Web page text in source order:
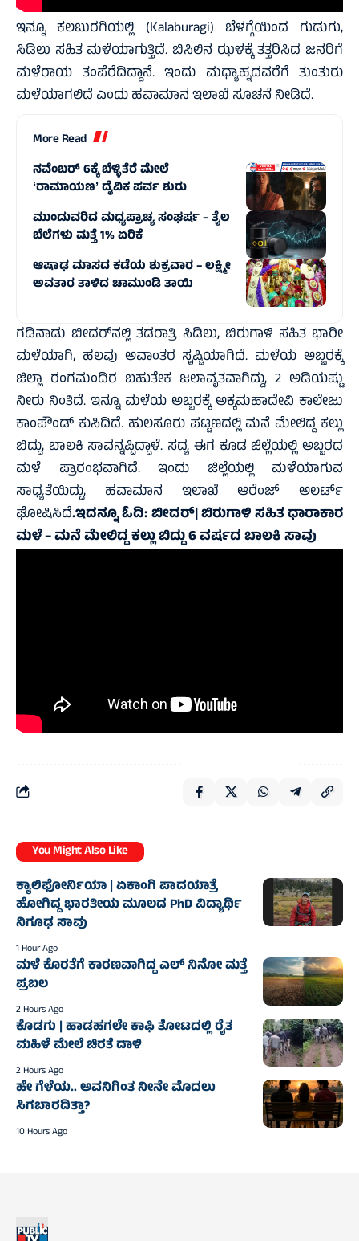
ಇನ್ನೂ ಕಲಬುರಗಿಯಲ್ಲಿ (Kalaburagi) ಬೆಳಗ್ಗೆಯಿಂದ ಗುಡುಗು,
ಸಿಡಿಲು ಸಹಿತ ಮಳೆಯಾಗುತ್ತಿದೆ. ಬಿಸಿಲಿನ ಝಳಕ್ಕೆ ತತ್ತರಿಸಿದ ಜನರಿಗೆ
ಮಳೆರಾಯ ತಂಪೆರೆದಿದ್ದಾನೆ. ಇಂದು ಮಧ್ಯಾಹ್ನದವರೆಗೆ ತುಂತುರು
ಮಳೆಯಾಗಲಿದೆ ಎಂದು ಹವಾಮಾನ ಇಲಾಖೆ ಸೂಚನೆ ನೀಡಿದೆ.
More Read
ನವೆಂಬರ್ 6ಕ್ಕೆ ಬೆಳ್ಳಿತೆರೆ ಮೇಲೆ
ʻರಾಮಾಯಣʼ ದೈವಿಕ ಪರ್ವ ಶುರು
ಮುಂದುವರಿದ ಮಧ್ಯಪ್ರಾಚ್ಯ ಸಂಘರ್ಷ – ತೈಲ
ಬೆಲೆಗಳು ಮತ್ತೆ 1% ಏರಿಕೆ
ಆಷಾಢ ಮಾಸದ ಕಡೆಯ ಶುಕ್ರವಾರ – ಲಕ್ಷ್ಮೀ
ಅವತಾರ ತಾಳಿದ ಚಾಮುಂಡಿ ತಾಯಿ
ಗಡಿನಾಡು ಬೀದರ್‌ನಲ್ಲಿ ತಡರಾತ್ರಿ ಸಿಡಿಲು, ಬಿರುಗಾಳಿ ಸಹಿತ ಭಾರೀ
ಮಳೆಯಾಗಿ, ಹಲವು ಅವಾಂತರ ಸೃಷ್ಟಿಯಾಗಿದೆ. ಮಳೆಯ ಅಬ್ಬರಕ್ಕೆ
ಜಿಲ್ಲಾ ರಂಗಮಂದಿರ ಬಹುತೇಕ ಜಲಾವೃತವಾಗಿದ್ದು, 2 ಅಡಿಯಷ್ಟು
ನೀರು ನಿಂತಿದೆ. ಇನ್ನೂ ಮಳೆಯ ಅಬ್ಬರಕ್ಕೆ ಅಕ್ಕಮಹಾದೇವಿ ಕಾಲೇಜು
ಕಾಂಪೌಂಡ್ ಕುಸಿದಿದೆ. ಹುಲಸೂರು ಪಟ್ಟಣದಲ್ಲಿ ಮನೆ ಮೇಲಿದ್ದ ಕಲ್ಲು
ಬಿದ್ದು, ಬಾಲಕಿ ಸಾವನ್ನಪ್ಪಿದ್ದಾಳೆ. ಸದ್ಯ ಈಗ ಕೂಡ ಜಿಲ್ಲೆಯಲ್ಲಿ ಅಬ್ಬರದ
ಮಳೆ ಪ್ರಾರಂಭವಾಗಿದೆ. ಇಂದು ಜಿಲ್ಲೆಯಲ್ಲಿ ಮಳೆಯಾಗುವ
ಸಾಧ್ಯತೆಯಿದ್ದು, ಹವಾಮಾನ ಇಲಾಖೆ ಆರೆಂಜ್ ಅಲರ್ಟ್
ಘೋಷಿಸಿದೆ.ಇದನ್ನೂ ಓದಿ:ಬೀದರ್‌| ಬಿರುಗಾಳಿ ಸಹಿತ ಧಾರಾಕಾರ
ಮಳೆ – ಮನೆ ಮೇಲಿದ್ದ ಕಲ್ಲು ಬಿದ್ದು 6 ವರ್ಷದ ಬಾಲಕಿ ಸಾವು
You Might Also Like
ಕ್ಯಾಲಿಫೋರ್ನಿಯಾ | ಏಕಾಂಗಿ ಪಾದಯಾತ್ರೆ
ಹೋಗಿದ್ದ ಭಾರತೀಯ ಮೂಲದ PhD ವಿದ್ಯಾರ್ಥಿ
ನಿಗೂಢ ಸಾವು
1 Hour Ago
ಮಳೆ ಕೊರತೆಗೆ ಕಾರಣವಾಗಿದ್ದ ಎಲ್‌ ನಿನೋ ಮತ್ತೆ
ಪ್ರಬಲ
2 Hours Ago
ಕೊಡಗು | ಹಾಡಹಗಲೇ ಕಾಫಿ ತೋಟದಲ್ಲಿ ರೈತ
ಮಹಿಳೆ ಮೇಲೆ ಚಿರತೆ ದಾಳಿ
2 Hours Ago
ಹೇ ಗೆಳೆಯ.. ಅವನಿಗಿಂತ ನೀನೇ ಮೊದಲು
ಸಿಗಬಾರದಿತ್ತಾ?
10 Hours Ago